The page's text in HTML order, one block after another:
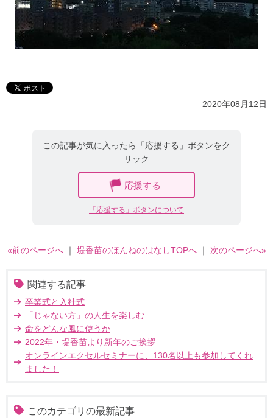
2020年08月12日
この記事が気に入ったら「応援する」ボタンをク
リック
応援する
「応援する」ボタンについて
«前のページへ｜ 堤香苗のほんねのはなしTOPへ｜ 次のページへ»
関連する記事
卒業式と入社式
「じゃない方」の人生を楽しむ
命をどんな風に使うか
2022年・堤香苗より新年のご挨拶
オンラインエクセルセミナーに、130名以上も参加してくれ
ました！
このカテゴリの最新記事